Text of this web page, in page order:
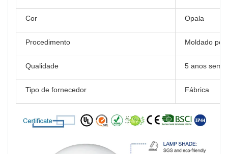
Cor Opala
Procedimento Moldado por
Qualidade 5 anos sem
Tipo de fornecedor Fábrica